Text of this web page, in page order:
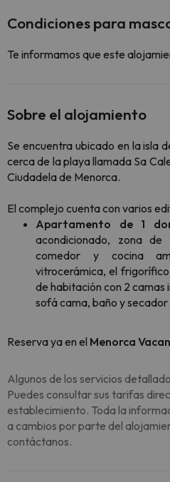
Condiciones para
Te informamos que este
Sobre el alojamiento
Se encuentra ubicado en la isla
cerca de la playa llamada Sa
Ciudadela de Menorca.
El complejo cuenta con varios
Apartamento de 1
acondicionado, zona
comedor y cocina
vitrocerámica, el
de habitación con 2 camas
sofá cama, baño y secador
Reserva ya en el Menorca
Algunos de los servicios
Puedes consultar sus tarifas
establecimiento. Toda la
a cambios por parte del
contáctanos.